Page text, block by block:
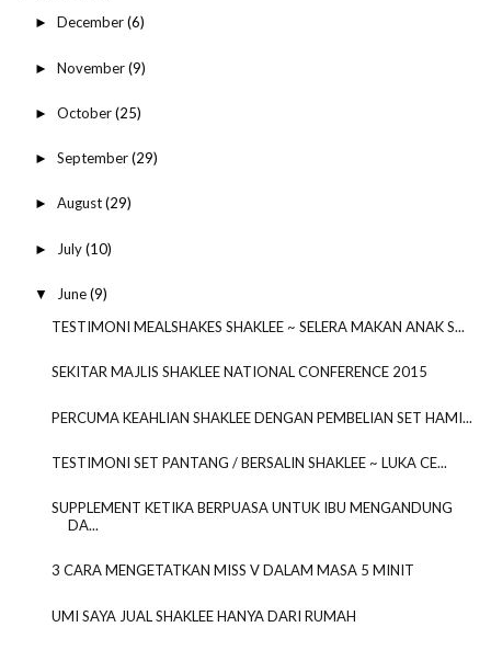
► December(6)
► November(9)
► October(25)
► September(29)
► August(29)
► July(10)
▼ June(9)
TESTIMONI MEALSHAKES SHAKLEE ~ SELERA MAKAN ANAK S...
SEKITAR MAJLIS SHAKLEE NATIONAL CONFERENCE 2015
PERCUMA KEAHLIAN SHAKLEE DENGAN PEMBELIAN SET HAMI...
TESTIMONI SET PANTANG / BERSALIN SHAKLEE ~ LUKA CE...
SUPPLEMENT KETIKA BERPUASA UNTUK IBU MENGANDUNG
DA...
3 CARA MENGETATKAN MISS V DALAM MASA 5 MINIT
UMI SAYA JUAL SHAKLEE HANYA DARI RUMAH